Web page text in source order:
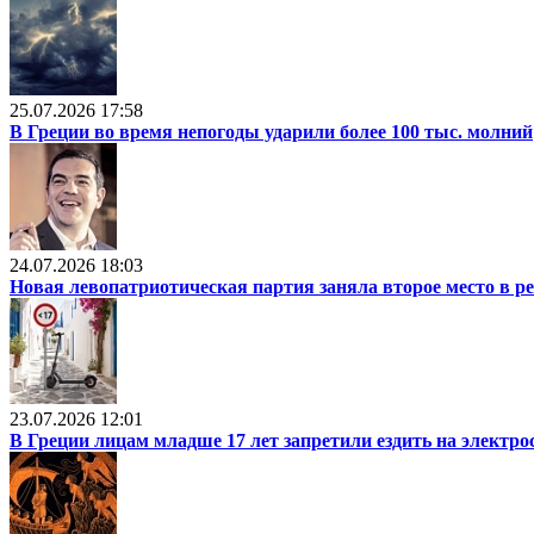
25.07.2026 17:58
В Греции во время непогоды ударили более 100 тыс. молний
24.07.2026 18:03
Новая левопатриотическая партия заняла второе место в
23.07.2026 12:01
В Греции лицам младше 17 лет запретили ездить на